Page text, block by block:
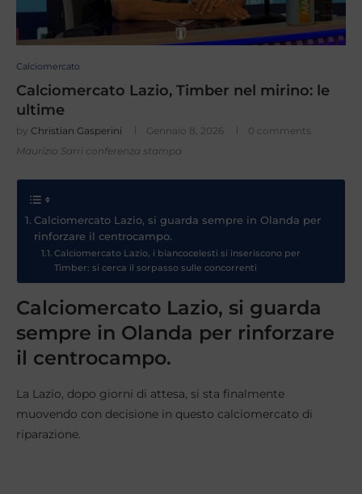
Calciomercato
Calciomercato Lazio, Timber nel mirino: le
ultime
by Christian Gasperini Gennaio 8, 2026
0 comments
Maurizio Sarri conferenza stampa
Calciomercato Lazio, si guarda sempre in Olanda per
rinforzare il centrocampo.
Calciomercato Lazio, i biancocelesti si inseriscono per
Timber: si cerca il sorpasso sulle concorrenti
Calciomercato Lazio, si guarda
sempre in Olanda per rinforzare
il centrocampo.
La Lazio, dopo giorni di attesa, si sta finalmente
muovendo con decisione in questo calciomercato di
riparazione.